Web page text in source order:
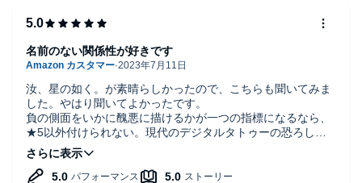
汝、星の如く。が素晴らしかったので、こちらも聞いてみま
した。やはり聞いてよかったです。
負の側面をいかに醜悪に描けるかが一つの指標になるなら、
★5以外付けられない。現代のデジタルタトゥーの恐ろしさ
を執拗に描ける点も見事。
サラサとフミの、名前の付けられない関係性が好きです。
ナレーションも各登場人物の内面まで演じ分けていて、素晴
名前のない関係性が好きです